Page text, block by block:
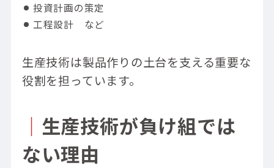
投資計画の策定
工程設計 など
生産技術は製品作りの土台を支える重要な
役割を担っています。
｜ 生産技術が負け組では
ない理由